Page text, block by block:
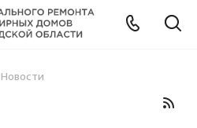
Новости